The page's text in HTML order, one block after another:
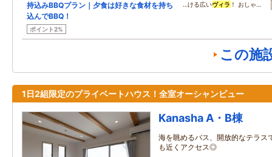
持込みBBQプラン｜夕食は好きな食材を持ち
込んでBBQ！
ポイント2%
…ける広いヴィラ ！ おしゃ…
この施
1日2組限定のプライベートハウス！全室オーシャンビュー
Kanasha A・B棟
海を眺めるバス、開放的なテラス
も近くアクセス◎